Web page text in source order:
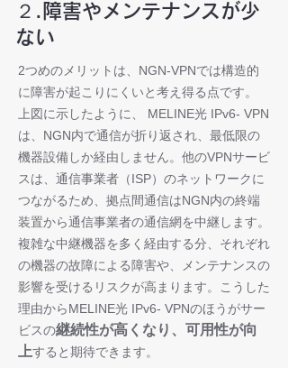
２.障害やメンテナンスが少
ない
2つめのメリットは、NGN-VPNでは構造的
に障害が起こりにくいと考え得る点です。
上図に示したように、 MELINE光 IPv6- VPN
は、NGN内で通信が折り返され、最低限の
機器設備しか経由しません。他のVPNサービ
スは、通信事業者（ISP）のネットワークに
つながるため、拠点間通信はNGN内の終端
装置から通信事業者の通信網を中継します。
複雑な中継機器を多く経由する分、それぞれ
の機器の故障による障害や、メンテナンスの
影響を受けるリスクが高まります。こうした
理由からMELINE光 IPv6- VPNのほうがサー
ビスの継続性が高くなり、 可用性が向
上すると期待できます。